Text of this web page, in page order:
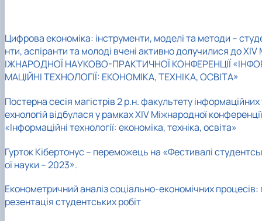
Цифрова економіка: інструменти, моделі та методи –
нти, аспіранти та молоді вчені активно долучилися до XIV
ІЖНАРОДНОЇ НАУКОВО-ПРАКТИЧНОЇ КОНФЕРЕНЦІЇ
МАЦІЙНІ ТЕХНОЛОГІЇ: ЕКОНОМІКА, ТЕХНІКА, ОСВІТА»
Постерна сесія магістрів 2 р.н. факультету інформаційних
ехнологій відбулася у рамках ХІV Міжнародної конференції
«Інформаційні технології: економіка, техніка, освіта»
Гурток Кібертонус – переможець на «Фестивалі
ої науки – 2023».
Економетричний аналіз соціально-економічних процесів:
резентація студентських робіт